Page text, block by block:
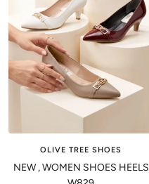
OLIVE TREE SHOES
NEW , WOMEN SHOES HEELS